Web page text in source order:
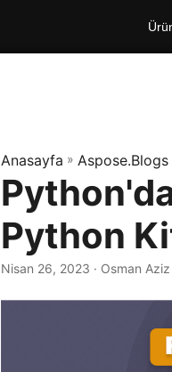
Anasayfa » Aspose.Blogs
Python
Nisan 26, 2023 · Osman Aziz